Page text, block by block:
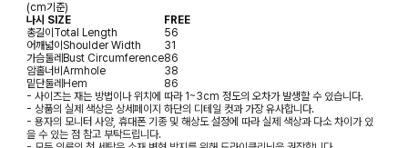
(cm기준)
나시 SIZE
FREE
총길이 Total Length
56
어깨넓이 Shoulder Width
31
가슴둘레 Bust Circumference86
암홀너비 Armhole
38
밑단둘레 Hem
86
- 사이즈는 재는 방법이나 위치에 따라 1~3cm 정도의 오차가 발생할 수 있습니다.
- 상품의 실제 색상은 상세페이지 하단의 디테일 컷과 가장 유사합니다.
- 용자의 모니터 사양, 휴대폰 기종 및 해상도 설정에 따라 실제 색상과 다소 차이가 있
을 수 있는 점 참고 부탁드립니다.